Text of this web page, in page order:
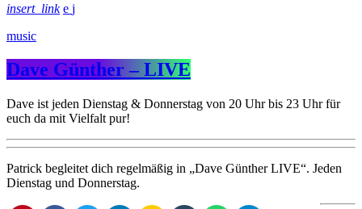
insert_link
music
Dave Günther – LIVE
Dave ist jeden Dienstag & Donnerstag von 20 Uhr bis 23 Uhr für
euch da mit Vielfalt pur!
Patrick begleitet dich regelmäßig in „Dave Günther LIVE“. Jeden
Dienstag und Donnerstag.